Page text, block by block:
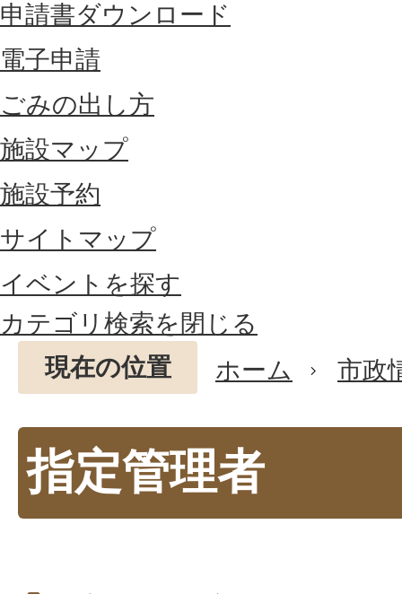
申請書ダウンロード
電子申請
ごみの出し方
施設マップ
施設予約
サイトマップ
イベントを探す
カテゴリ検索を閉じる
現在の位置
ホーム 市政
指定管理者